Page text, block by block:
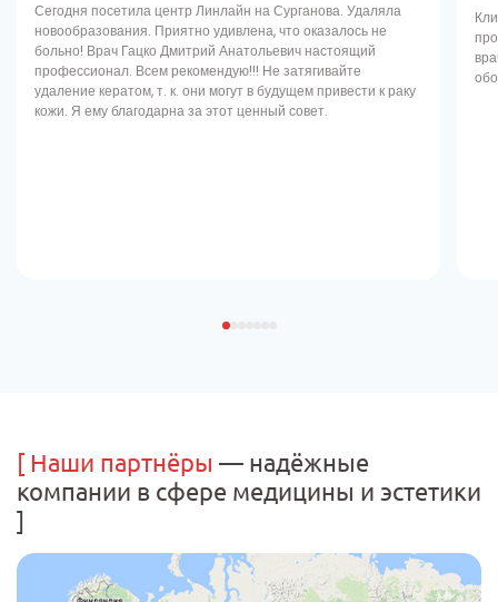
Сегодня посетила центр Линлайн на Сурганова. Удаляла
новообразования. Приятно удивлена, что оказалось не
больно! Врач Гацко Дмитрий Анатольевич настоящий
профессионал. Всем рекомендую!!! Не затягивайте
удаление кератом, т. к. они могут в будущем привести к раку
кожи. Я ему благодарна за этот ценный совет.
[ Наши партнёры — надёжные
компании в сфере медицины и эстетики
]